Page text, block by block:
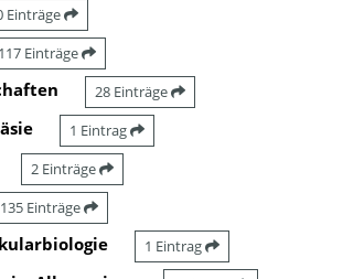
Einträge
117 Einträge
28 Einträge
1 Eintrag
2 Einträge
135 Einträge
1 Eintrag